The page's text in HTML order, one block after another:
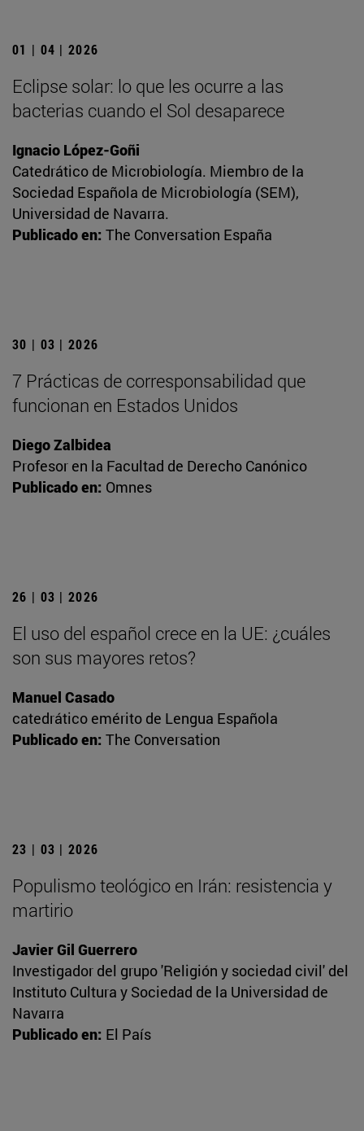
01 | 04 | 2026
Eclipse solar: lo que les ocurre a las
bacterias cuando el Sol desaparece
Ignacio López-Goñi
Catedrático de Microbiología. Miembro de la
Sociedad Española de Microbiología (SEM),
Universidad de Navarra.
Publicado en: The Conversation España
30 | 03 | 2026
7 Prácticas de corresponsabilidad que
funcionan en Estados Unidos
Diego Zalbidea
Profesor en la Facultad de Derecho Canónico
Publicado en: Omnes
26 | 03 | 2026
El uso del español crece en la UE: ¿cuáles
son sus mayores retos?
Manuel Casado
catedrático emérito de Lengua Española
Publicado en: The Conversation
23 | 03 | 2026
Populismo teológico en Irán: resistencia y
martirio
Javier Gil Guerrero
Investigador del grupo 'Religión y sociedad civil' del
Instituto Cultura y Sociedad de la Universidad de
Navarra
Publicado en: El País